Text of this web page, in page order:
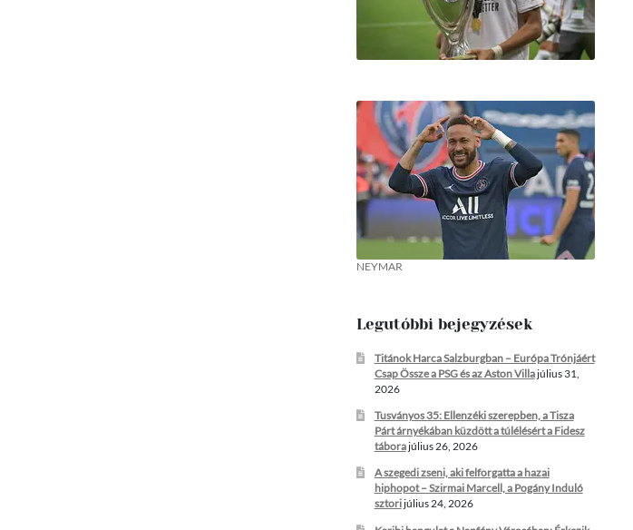
NEYMAR
Legutóbbi bejegyzések
Titánok Harca Salzburgban – Európa Trónjáért
Csap Össze a PSG és az Aston Villajúlius 31,
2026
Tusványos 35: Ellenzéki szerepben, a Tisza
Párt árnyékában küzdött a túlélésért a Fidesz
táborajúlius 26, 2026
A szegedi zseni, aki felforgatta a hazai
hiphopot – Szirmai Marcell, a Pogány Induló
sztorijúlius 24, 2026